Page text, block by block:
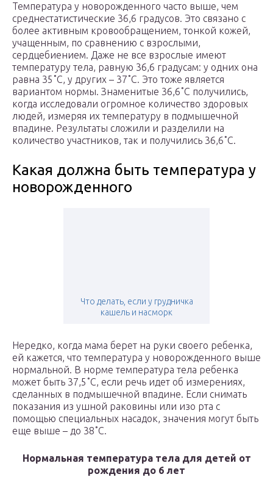
Температура у новорожденного часто выше, чем
среднестатистические 36,6 градусов. Это связано с
более активным кровообращением, тонкой кожей,
учащенным, по сравнению с взрослыми,
сердцебиением. Даже не все взрослые имеют
температуру тела, равную 36,6 градусам: у одних она
равна 35˚C, у других – 37˚C. Это тоже является
вариантом нормы. Знаменитые 36,6˚C получились,
когда исследовали огромное количество здоровых
людей, измеряя их температуру в подмышечной
впадине. Результаты сложили и разделили на
количество участников, так и получились 36,6˚C.
Какая должна быть температура у
новорожденного
Что делать, если у грудничка
кашель и насморк
Нередко, когда мама берет на руки своего ребенка,
ей кажется, что температура у новорожденного выше
нормальной. В норме температура тела ребенка
может быть 37,5˚C, если речь идет об измерениях,
сделанных в подмышечной впадине. Если снимать
показания из ушной раковины или изо рта с
помощью специальных насадок, значения могут быть
еще выше – до 38˚C.
Нормальная температура тела для детей от
рождения до 6 лет